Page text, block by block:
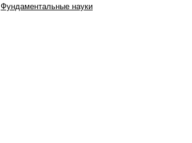
Фундаментальные науки